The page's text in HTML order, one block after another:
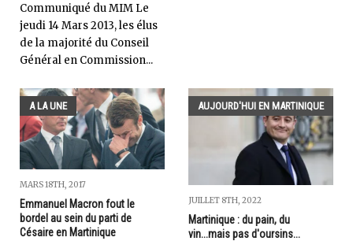
Communiqué du MIM Le
jeudi 14 Mars 2013, les élus
de la majorité du Conseil
Général en Commission...
A LA UNE
MARS 18TH, 2017
Emmanuel Macron fout le
bordel au sein du parti de
Césaire en Martinique
AUJOURD'HUI EN MARTINIQUE
JUILLET 8TH, 2022
Martinique : du pain, du
vin...mais pas d'oursins...